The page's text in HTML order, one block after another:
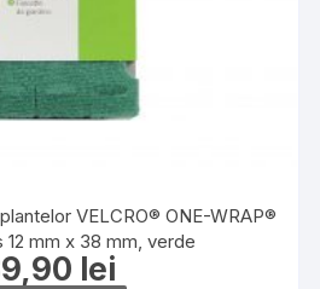
VELCRO® ONE-WRAP®
12 mm x 38 mm, verde
lei